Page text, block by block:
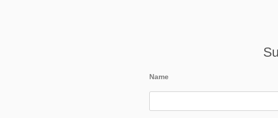
Name